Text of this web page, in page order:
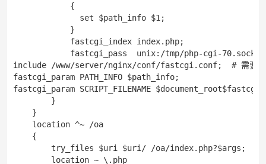
{
set $path_info $1;
}
fastcgi_index index.php;
fastcgi_pass  unix:/tmp/php-cgi-70.sock; #根据
include /www/server/nginx/conf/fastcgi.conf;  # 需要根
fastcgi_param PATH_INFO $path_info;
fastcgi_param SCRIPT_FILENAME
}
}
location ^~ /oa
{
try_files $uri $uri/ /oa/index.php?$args;
location ~ \.php